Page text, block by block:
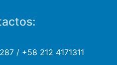
/ +58 212 4171311